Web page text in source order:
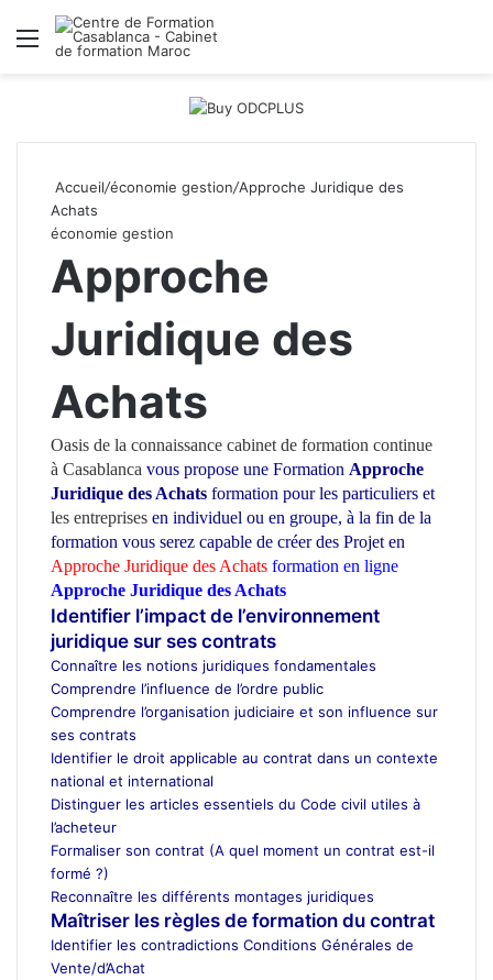
Menu
Accueil/économie gestion/Approche Juridique des
Achats
économie gestion
Approche
Juridique des
Achats
Oasis de la connaissance cabinet de formation continue
à Casablanca vous propose une Formation Approche
Juridique des Achats formation pour les particuliers et
les entreprises en individuel ou en groupe, à la fin de la
formation vous serez capable de créer des Projet en
Approche Juridique des Achats formation en ligne
Approche Juridique des Achats
Identifier l’impact de l’environnement
juridique sur ses contrats
Connaître les notions juridiques fondamentales
Comprendre l’influence de l’ordre public
Comprendre l’organisation judiciaire et son influence sur
ses contrats
Identifier le droit applicable au contrat dans un contexte
national et international
Distinguer les articles essentiels du Code civil utiles à
l’acheteur
Formaliser son contrat (A quel moment un contrat est-il
formé ?)
Reconnaître les différents montages juridiques
Maîtriser les règles de formation du contrat
Identifier les contradictions Conditions Générales de
Vente/d’Achat